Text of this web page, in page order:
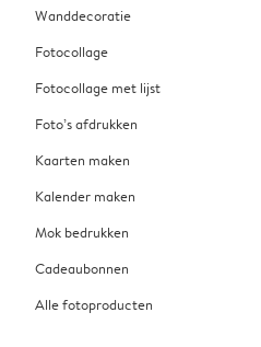
Wanddecoratie
Fotocollage
Fotocollage met lijst
Foto’s afdrukken
Kaarten maken
Kalender maken
Mok bedrukken
Cadeaubonnen
Alle fotoproducten